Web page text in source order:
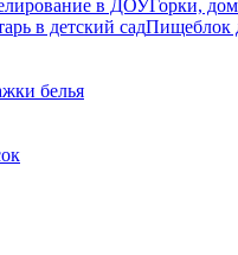
в ДОУГорки,
в детский садПищеблок
белья